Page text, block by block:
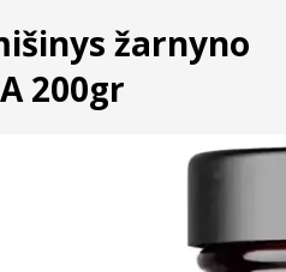
žarnyno
200gr